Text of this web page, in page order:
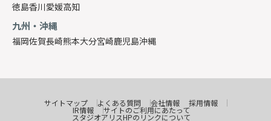
徳島香川愛媛高知
九州・沖縄
福岡佐賀長崎熊本大分宮崎鹿児島沖縄
サイトマップ よくある質問 会社情報 採用情報
IR情報 サイトのご利用にあたって
スタジオアリスHPのリンクについて